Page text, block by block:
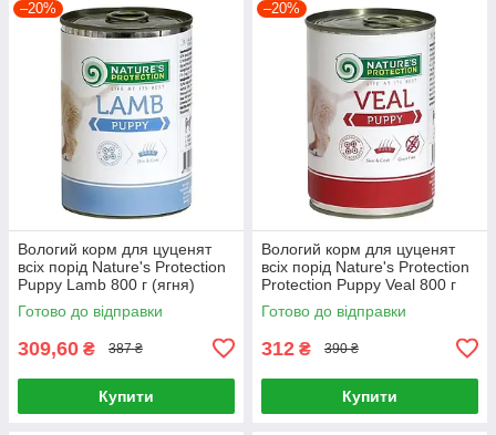
–20%
Вологий корм для цуценят
всіх порід Nature's Protection
Puppy Lamb 800 г (ягня)
Готово до відправки
309,60 ₴ 387 ₴
Купити
–20%
Вологий корм для цуценят
всіх порід Nature's Protection
Protection Puppy Veal 800 г
(телятина)
Готово до відправки
312 ₴ 390 ₴
Купити